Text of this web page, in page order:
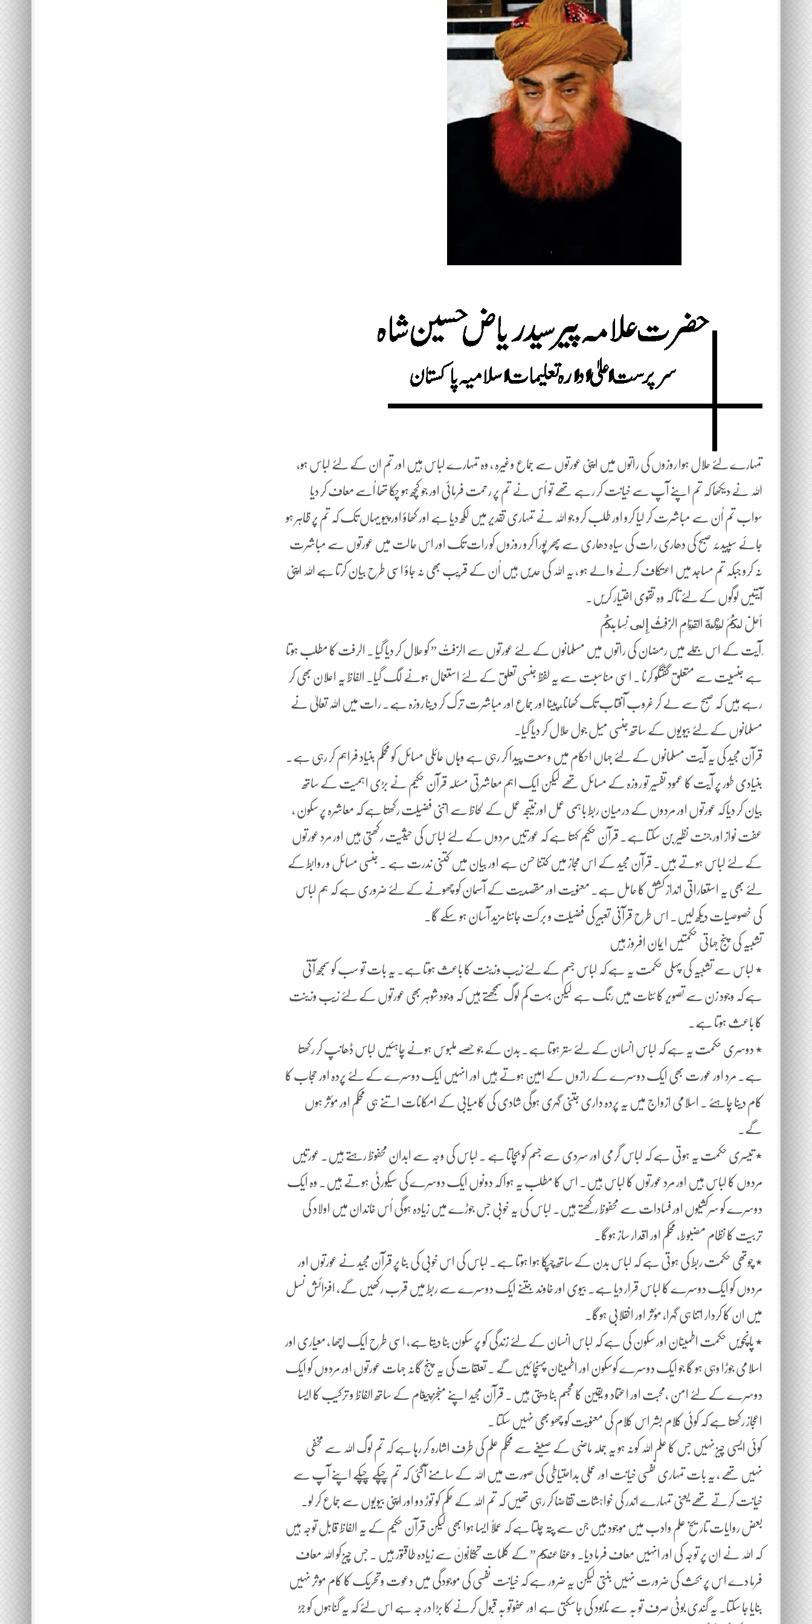
تمہارے لئے حلال ہوا روزوں کی راتوں میں اپنی عورتوں سے جماع وغیرہ ، وہ تمہارے لباس ہیں اور تم ان کے لئے لباس ہو،
اللہ نے دیکھا کہ تم اپنے آپ سے خیانت کر رہے تھے تو اُس نے تم پر رحمت فرمائی اور جو کچھ ہو چکا تھا اُسے معاف کر دیا
سواب تم اُن سے مباشرت کر لیا کرو اور طلب کرو جو اللہ نے تمہاری تقدیر میں لکھ دیا ہے اور کھاؤ اور پیو یہاں تک کہ تم پر ظاہر ہو
جائے سپیدئہ صبح کی دھاری رات کی سیاہ دھاری سے پھر پورا کرو روزوں کو رات تک اور اس حالت میں عورتوں سے مباشرت
نہ کرو جبکہ تم مساجد میں اعتکاف کرنے والے ہو ، یہ اللہ کی حدیں ہیں اُن کے قریب بھی نہ جاؤ اسی طرح بیان کرتا ہے اللہ اپنی
آیتیں لوگوں کے لئے تا کہ وہ تقوی اختیار کریں۔
أحِلَّ لَكُمْ لَيْلَةَ القِيَامِ الرَّفَثُ إِلَى نِسَا بِكُم
ْ آیت کے اس جملے میں رمضان کی راتوں میں مسلمانوں کے لئے عورتوں سے الرَّفتُ ” کو حلال کر دیا گیا ۔ الرفت کا مطلب ہوتا
ہے جنسیت سے متعلق گفتگو کرنا ۔ اسی مناسبت سے یہ لفظ جنسی تعلق کے لئے استعمال ہونے لگ گیا۔ الفاظ یہ اعلان بھی کر
رہے ہیں کہ صبح سے لے کر غروب آفتاب تک کھانا، پینا اور جماع اور مباشرت ترک کر دینا روزہ ہے۔ رات میں اللہ تعالیٰ نے
مسلمانوں کے لئے بیویوں کے ساتھ جنسی میل جول حلال کر دیا گیا۔
قرآن مجید کی یہ آیت مسلمانوں کے لئے جہاں احکام میں وسعت پیدا کر رہی ہے وہاں عائلی مسائل کو محکم بنیاد فراہم کر رہی ہے۔
بنیادی طور پر آیت کا عمود تفسیر تو روزہ کے مسائل تھے لیکن ایک اہم معاشرتی مسئلہ قرآن حکیم نے بڑی اہمیت کے ساتھ
بیان کر دیا کہ عورتوں اور مردوں کے درمیان ربط باہمی عمل اورنتیجہ عمل کے لحاظ سے اتنی فضیلت رکھتا ہے کہ معاشرہ پر سکون ،
عفت نواز اور جنت نظیر بن سکتا ہے۔ قرآن حکیم کہتا ہے کہ عورتیں مردوں کے لئے لباس کی حیثیت رکھتی ہیں اور مرد عورتوں
کے لئے لباس ہوتے ہیں۔ قرآن مجید کے اس مجاز میں کتنا حسن ہے اور بیان میں کتنی ندرت ہے ۔ جنسی مسائل و روابط کے
لئے بھی یہ استعاراتی انداز کشش کا حامل ہے۔ معنویت اور مقصدیت کے آسمان کو چھونے کے لئے ضروری ہے کہ ہم لباس
کی خصوصیات دیکھ لیں۔ اس طرح قرآنی تعبیر کی فضیلت و برکت جاننا مزید آسان ہو سکے گا۔
تشبیہ کی پنج جہاتی حکمتیں ایمان افروز ہیں
٭ لباس سے تشبیہ کی پہلی حکمت یہ ہے کہ لباس جسم کے لئے زیب وزینت کا باعث ہوتا ہے۔ یہ بات تو سب کو سمجھ آتی
ہے کہ وجود زن سے تصویر کا ئنات میں رنگ ہے لیکن بہت کم لوگ سمجھتے ہیں کہ وجود شوہر بھی عورتوں کے لئے زیب وزینت
کا باعث ہوتا ہے۔
٭ دوسری حکمت یہ ہے کہ لباس انسان کے لئے ستر ہوتا ہے۔ بدن کے جو حصے ملبوس ہونے چاہئیں لباس ڈھانپ کر رکھتا
ہے۔ مرد اور عورت بھی ایک دوسرے کے رازوں کے امین ہوتے ہیں اور انہیں ایک دوسرے کے لئے پردہ اور حجاب کا
کام دینا چاہئے ۔ اسلامی ازواج میں یہ پردہ داری جتنی گہری ہوگی شادی کی کامیابی کے امکانات اتنے ہی محکم اور مؤثر ہوں
گے۔
٭ تیسری حکمت یہ ہوتی ہے کہ لباس گرمی اور سردی سے جسم کو بچاتا ہے ۔ لباس کی وجہ سے ابدان محفوظ رہتے ہیں۔ عورتیں
مردوں کا لباس ہیں اور مرد عورتوں کا لباس ہیں۔ اس کا مطلب یہ ہوا کہ دونوں ایک دوسرے کی سیکورٹی ہوتے ہیں۔ وہ ایک
دوسرے کو سرکشیوں اور فسادات سے محفوظ رکھتے ہیں۔ لباس کی یہ خوبی جس جوڑے میں زیادہ ہوگی اُس خاندان میں اولاد کی
تربیت کا نظام مضبوط، محکم اور اقدار ساز ہوگا۔
٭ چوتھی حکمت ربط کی ہوتی ہے کہ لباس بدن کے ساتھ چپکا ہوا ہوتا ہے۔ لباس کی اس خوبی کی بنا پر قرآن مجید نے عورتوں اور
مردوں کو ایک دوسرے کا لباس قرار دیا ہے۔ بیوی اور خاوند جتنے ایک دوسرے سے ربط میں قرب رکھیں گے، افزائش نسل
میں ان کا کردار اتنا ہی گہرا، مؤثر اور انقلابی ہوگا۔
٭ پانچویں حکمت اطمینان اور سکون کی ہے کہ لباس انسان کے لئے زندگی کو پر سکون بنا دیتا ہے، اسی طرح ایک اچھا ، معیاری اور
اسلامی جوڑا وہی ہو گا جو ایک دوسرے کوسکون اور اطمینان پہنچا ئیں گے ۔ تعلقات کی یہ پنج گانہ جہات عورتوں اور مردوں کو ایک
دوسرے کے لئے امن ،محبت اور اعتماد و یقین کا مجسم بنا دیتی ہیں ۔ قرآن مجید اپنے منجز پیغام کے ساتھ الفاظ و ترکیب کا ایسا
اعجاز رکھتا ہے کہ کوئی کلام بشر اس کلام کی معنویت کو چھو بھی نہیں سکتا ۔
کوئی ایسی چیز نہیں جس کا علم اللہ کونہ ہو یہ جملہ ماضی کے صیغے سے محکم علم کی طرف اشارہ کر رہا ہے کہ تم لوگ اللہ سے مخفی
نہیں تھے ، یہ بات تمہاری نفسی خیانت اور عملی بداحتیاطی کی صورت میں اللہ کے سامنے آگئی کہ تم چپکے چپکے اپنے آپ سے
خیانت کرتے تھے یعنی تمہارے اندر کی خواہشات تقاضا کر رہی تھیں کہ تم اللہ کے حکم کو توڑ دو اور اپنی بیویوں سے جماع کر لو۔
بعض روایات تاریخ علم وادب میں موجود ہیں جن سے پتہ چلتا ہے کہ عملاً ایسا ہوا بھی لیکن قرآن حکیم کے یہ الفاظ قابل توجہ ہیں
کہ اللہ نے ان پر توجہ کی اور انہیں معاف فرما دیا۔ وعفا عنكم” کے کلمات تَخْتَانُونَ سے زیادہ طاقتور ہیں ۔ جس چیز کو اللہ معاف
فرما دے اس پر بحث کی ضرورت نہیں بنتی لیکن یہ ضرور ہے کہ خیانت نفسی کی موجودگی میں دعوت وتحریک کا کام موثر نہیں
بنایا جا سکتا۔ یہ گندی بوٹی صرف تو بہ سے نابود کی جاسکتی ہے اور عفوتو بہ قبول کرنے کا بڑا در جہ ہے اس لئے کہ یہ گناہوں کو جڑ